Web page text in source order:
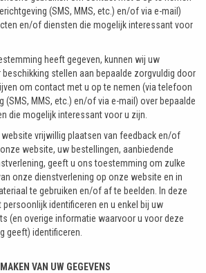
(SMS, MMS, etc.) en/of via e-mail)
en/of diensten die mogelijk interessant voor
heeft gegeven, kunnen wij uw
stellen aan bepaalde zorgvuldig door
om contact met u op te nemen (via telefoon
MMS, etc.) en/of via e-mail) over bepaalde
die mogelijk interessant voor u zijn.
vrijwillig plaatsen van feedback en/of
website, uw bestellingen, aanbiedende
geeft u ons toestemming om zulke
onze dienstverlening op onze website en in
te gebruiken en/of af te beelden. In deze
identificeren en u enkel bij uw
(en overige informatie waarvoor u voor deze
geeft) identificeren.
VAN UW GEGEVENS